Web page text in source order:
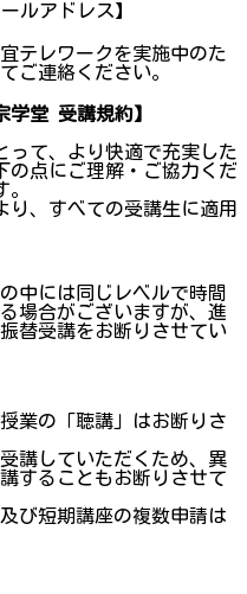
ルアドレス】
テレワークを実施中のた
ご連絡ください。
学堂 受講規約】
て、より快適で充実した
の点にご理解・ご協力くだ
、すべての受講生に適用
中には同じレベルで時間
場合がございますが、進
替受講をお断りさせてい
業の「聴講」はお断りさ
講していただくため、異
することもお断りさせて
び短期講座の複数申請は